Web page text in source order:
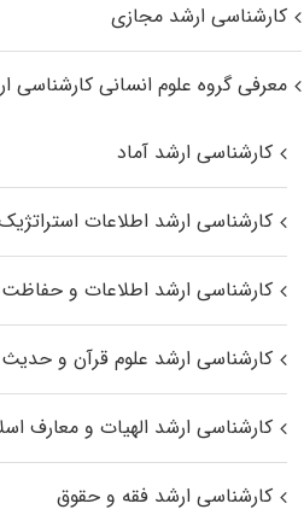
کارشناسی ارشد مجازی
معرفی گروه علوم انسانی کارشناسی
کارشناسی ارشد آماد
کارشناسی ارشد اطلاعات
کارشناسی ارشد اطلاعات و
کارشناسی ارشد علوم قرآن و حدیث
کارشناسی ارشد الهیات و
کارشناسی ارشد فقه و حقوق